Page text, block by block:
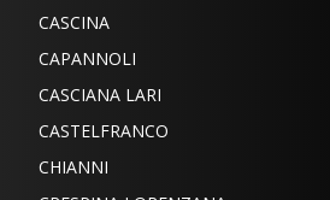
CASCINA
CAPANNOLI
CASCIANA LARI
CASTELFRANCO
CHIANNI